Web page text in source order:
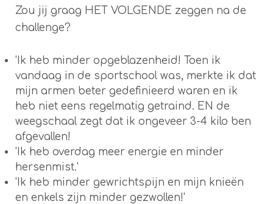
Zou jij graag HET VOLGENDE zeggen na de
challenge?
'Ik heb minder opgeblazenheid! Toen ik
vandaag in de sportschool was, merkte ik dat
mijn armen beter gedefinieerd waren en ik
heb niet eens regelmatig getraind. EN de
weegschaal zegt dat ik ongeveer 3-4 kilo ben
afgevallen!
'Ik heb overdag meer energie en minder
hersenmist.'
'Ik heb minder gewrichtspijn en mijn knieën
en enkels zijn minder gezwollen!'